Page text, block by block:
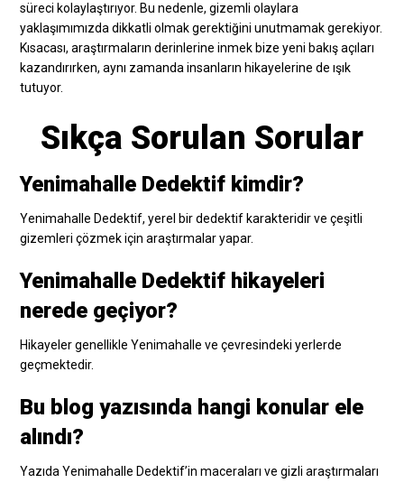
süreci kolaylaştırıyor. Bu nedenle, gizemli olaylara
yaklaşımımızda dikkatli olmak gerektiğini unutmamak gerekiyor.
Kısacası, araştırmaların derinlerine inmek bize yeni bakış açıları
kazandırırken, aynı zamanda insanların hikayelerine de ışık
tutuyor.
Sıkça Sorulan Sorular
Yenimahalle Dedektif kimdir?
Yenimahalle Dedektif, yerel bir dedektif karakteridir ve çeşitli
gizemleri çözmek için araştırmalar yapar.
Yenimahalle Dedektif hikayeleri
nerede geçiyor?
Hikayeler genellikle Yenimahalle ve çevresindeki yerlerde
geçmektedir.
Bu blog yazısında hangi konular ele
alındı?
Yazıda Yenimahalle Dedektif’in maceraları ve gizli araştırmaları